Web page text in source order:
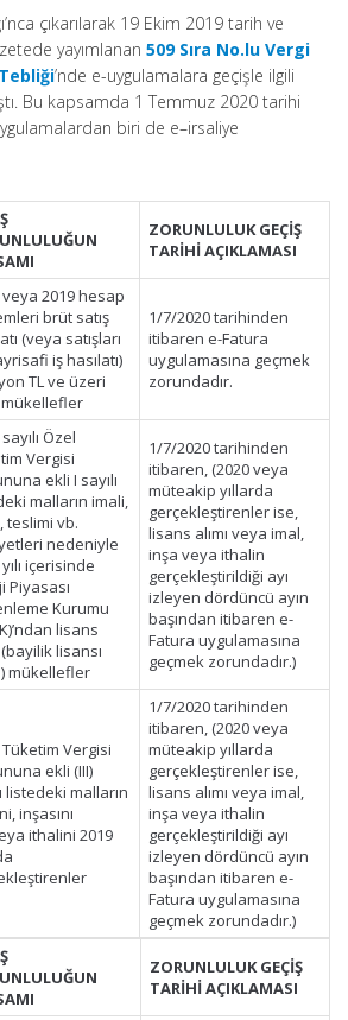
çıkarılarak 19 Ekim 2019 tarih ve
yayımlanan 509 Sıra No.lu Vergi
’nde e-uygulamalara geçişle ilgili
Bu kapsamda 1 Temmuz 2020 tarihi
biri de e–irsaliye
ZORUNLULUK GEÇİŞ
TARİHİ AÇIKLAMASI
veya 2019 hesap
brüt satış
(veya satışları
iş hasılatı)
TL ve üzeri
1/7/2020 tarihinden
itibaren e-Fatura
uygulamasına geçmek
zorundadır.
Özel
Vergisi
ekli I sayılı
malların imali,
teslimi vb.
nedeniyle
içerisinde
Piyasası
Kurumu
lisans
lisansı
mükellefler
1/7/2020 tarihinden
itibaren, (2020 veya
müteakip yıllarda
gerçekleştirenler ise,
lisans alımı veya imal,
inşa veya ithalin
gerçekleştirildiği ayı
izleyen dördüncü ayın
başından itibaren e-
Fatura uygulamasına
geçmek zorundadır.)
Vergisi
ekli (III)
listedeki malların
inşasını
ithalini 2019
1/7/2020 tarihinden
itibaren, (2020 veya
müteakip yıllarda
gerçekleştirenler ise,
lisans alımı veya imal,
inşa veya ithalin
gerçekleştirildiği ayı
izleyen dördüncü ayın
başından itibaren e-
Fatura uygulamasına
geçmek zorundadır.)
ZORUNLULUK GEÇİŞ
TARİHİ AÇIKLAMASI